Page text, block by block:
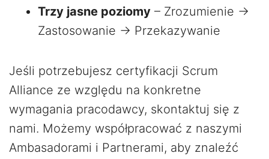
Trzy jasne poziomy – Zrozumienie →
Zastosowanie → Przekazywanie
Jeśli potrzebujesz certyfikacji Scrum
Alliance ze względu na konkretne
wymagania pracodawcy, skontaktuj się z
nami. Możemy współpracować z naszymi
Ambasadorami i Partnerami, aby znaleźć